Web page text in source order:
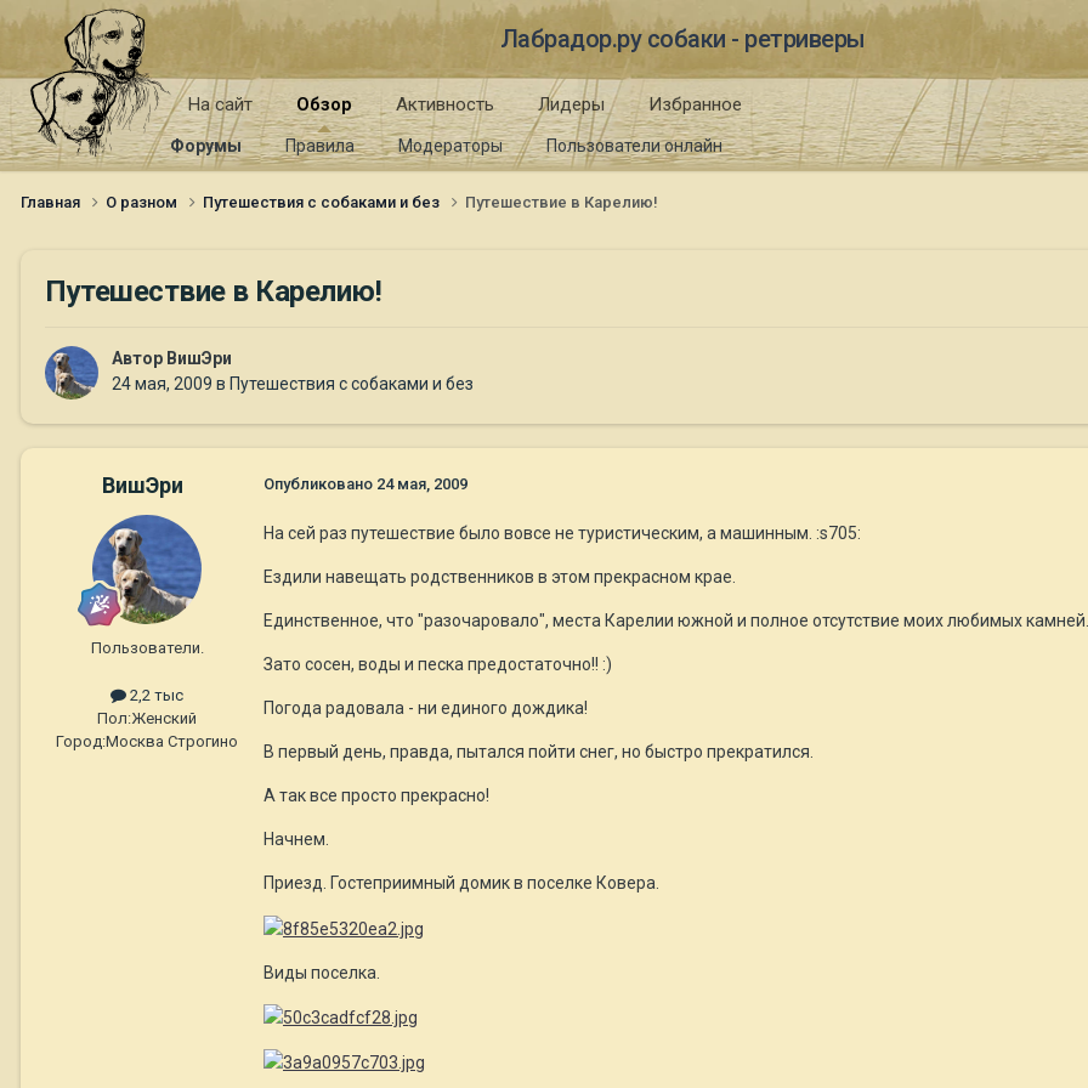
Лабрадор.ру собаки - ретриверы
На сайт Обзор
Форумы Правила Модераторы Пользователи онлайн
Активность Лидеры Избранное
Главная О разном Путешествия с собаками и без Путешествие в Карелию!
Путешествие в Карелию!
Автор ВишЭри
24 мая, 2009 в Путешествия с собаками и без
ВишЭри
Пользователи.
2,2 тыс
Пол:Женский
Город:Москва Строгино
Опубликовано 24 мая, 2009
На сей раз путешествие было вовсе не туристическим, а машинным. :s705:
Ездили навещать родственников в этом прекрасном крае.
Единственное, что "разочаровало", места Карелии южной и полное отсутствие моих любимых
Зато сосен, воды и песка предостаточно!! :)
Погода радовала - ни единого дождика!
В первый день, правда, пытался пойти снег, но быстро прекратился.
А так все просто прекрасно!
Начнем.
Приезд. Гостеприимный домик в поселке Ковера.
Виды поселка.